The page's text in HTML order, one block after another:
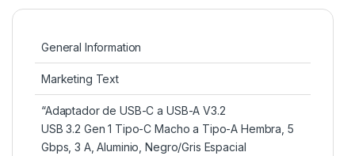
General Information
Marketing Text
“Adaptador de USB-C a USB-A V3.2
USB 3.2 Gen 1 Tipo-C Macho a Tipo-A Hembra, 5
Gbps, 3 A, Aluminio, Negro/Gris Espacial